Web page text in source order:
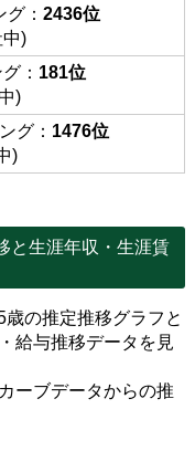
： 2436位
中)
： 181位
)
グ： 1476位
)
と生涯年収・生涯賃
の推定推移グラフと
給与推移データを見
ーブデータからの推